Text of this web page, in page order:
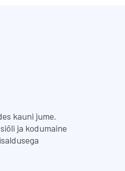
kauni jume.
ja kodumaine